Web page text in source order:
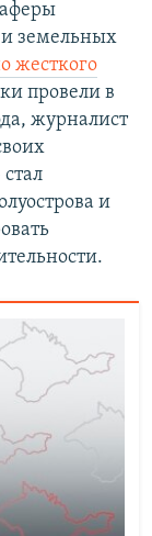
и земельных
жесткого
провели в
журналист
и